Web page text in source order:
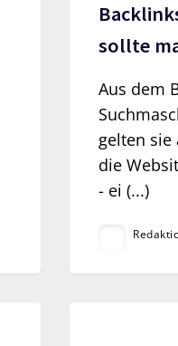
sollte
Aus dem
gelten sie
die
- ei (...)